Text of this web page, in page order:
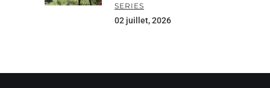
SERIES
02 juillet, 2026